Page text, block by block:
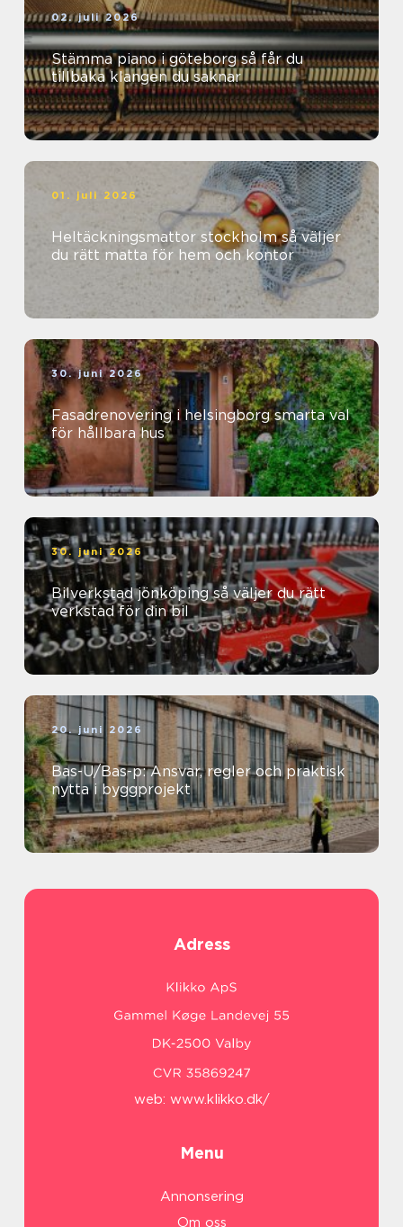
02. juli 2026
Stämma piano i göteborg så får du
tillbaka klangen du saknar
01. juli 2026
Heltäckningsmattor stockholm så väljer
du rätt matta för hem och kontor
30. juni 2026
Fasadrenovering i helsingborg smarta val
för hållbara hus
30. juni 2026
Bilverkstad jönköping så väljer du rätt
verkstad för din bil
20. juni 2026
Bas-U/Bas-p: Ansvar, regler och praktisk
nytta i byggprojekt
Adress
web: www.klikko.dk/
Menu
Annonsering
Om oss